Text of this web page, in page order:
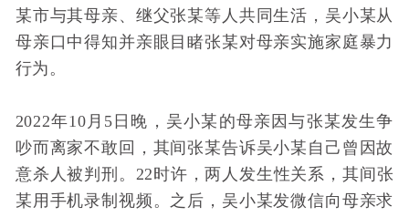
某市与其母亲、继父张某等人共同生活，吴小某从
母亲口中得知并亲眼目睹张某对母亲实施家庭暴力
行为。
2022年10月5日晚，吴小某的母亲因与张某发生争
吵而离家不敢回，其间张某告诉吴小某自己曾因故
意杀人被判刑。22时许，两人发生性关系，其间张
某用手机录制视频。之后，吴小某发微信向母亲求